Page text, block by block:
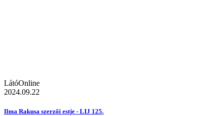
LátóOnline
2024.09.22
Ilma Rakusa szerzői estje - LIJ 125.